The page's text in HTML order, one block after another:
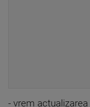
- vrem